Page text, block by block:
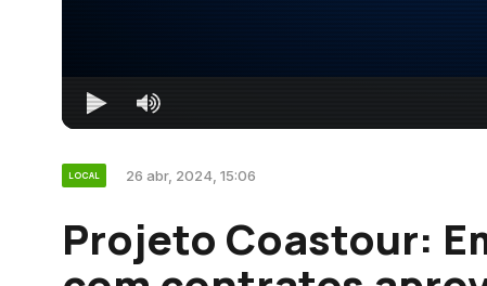
LOCAL 26 abr, 2024, 15:06
Projeto Coastour: